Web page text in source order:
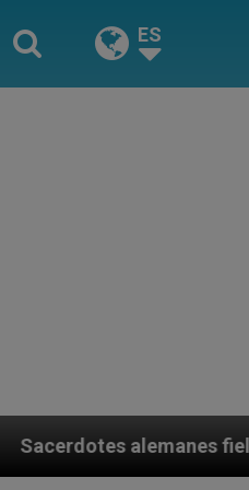
ES
fieles al Papa contestan